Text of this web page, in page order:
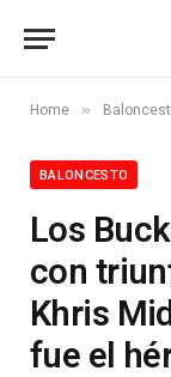
Home »
BALONCESTO
Los
con
Khris
fue el